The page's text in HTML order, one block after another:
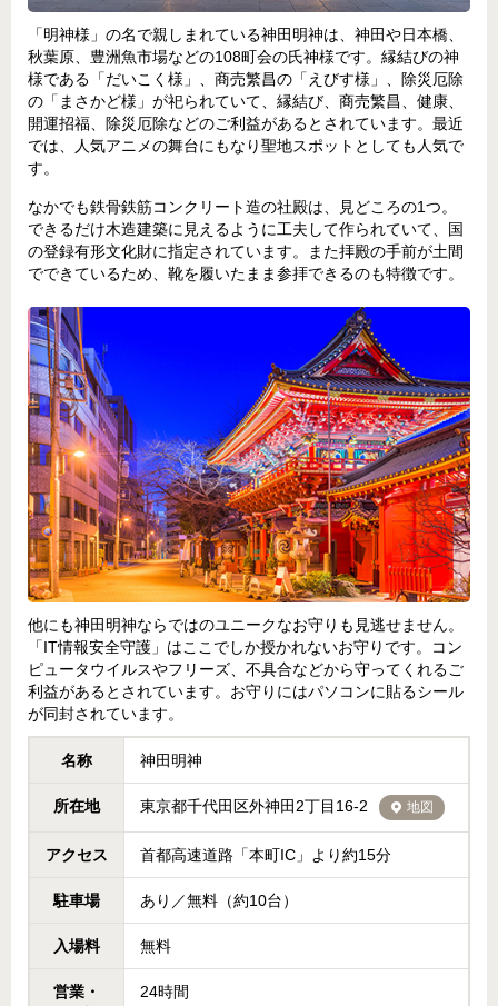
「明神様」の名で親しまれている神田明神は、神田や日本橋、
秋葉原、豊洲魚市場などの108町会の氏神様です。縁結びの神
様である「だいこく様」、商売繁昌の「えびす様」、除災厄除
の「まさかど様」が祀られていて、縁結び、商売繁昌、健康、
開運招福、除災厄除などのご利益があるとされています。最近
では、人気アニメの舞台にもなり聖地スポットとしても人気で
す。
なかでも鉄骨鉄筋コンクリート造の社殿は、見どころの1つ。
できるだけ木造建築に見えるように工夫して作られていて、国
の登録有形文化財に指定されています。また拝殿の手前が土間
でできているため、靴を履いたまま参拝できるのも特徴です。
他にも神田明神ならではのユニークなお守りも見逃せません。
「IT情報安全守護」はここでしか授かれないお守りです。コン
ピュータウイルスやフリーズ、不具合などから守ってくれるご
利益があるとされています。お守りにはパソコンに貼るシール
が同封されています。
名称 神田明神
所在地 東京都千代田区外神田2丁目16-2 地図
アクセス 首都高速道路「本町IC」より約15分
駐車場 あり／無料（約10台）
入場料 無料
営業・
24時間